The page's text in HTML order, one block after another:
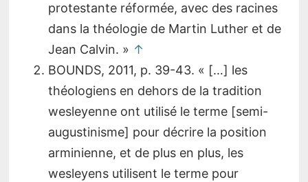
protestante réformée, avec des racines
dans la théologie de Martin Luther et de
Jean Calvin. » ↑
BOUNDS, 2011, p. 39-43. « […] les
théologiens en dehors de la tradition
wesleyenne ont utilisé le terme [semi-
augustinisme] pour décrire la position
arminienne, et de plus en plus, les
wesleyens utilisent le terme pour